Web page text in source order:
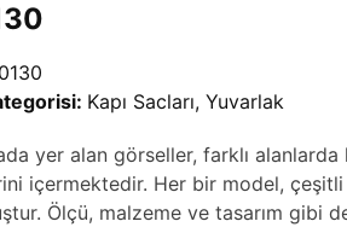
Kapı Sacları, Yuvarlak
yer alan görseller, farklı
içermektedir. Her bir model,
Ölçü, malzeme ve tasarım gibi